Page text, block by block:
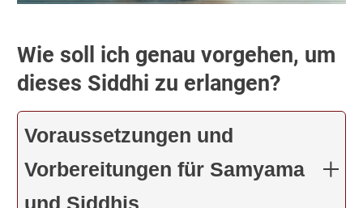
Wie soll ich genau vorgehen, um
dieses Siddhi zu erlangen?
Voraussetzungen und
Vorbereitungen für Samyama
und Siddhis